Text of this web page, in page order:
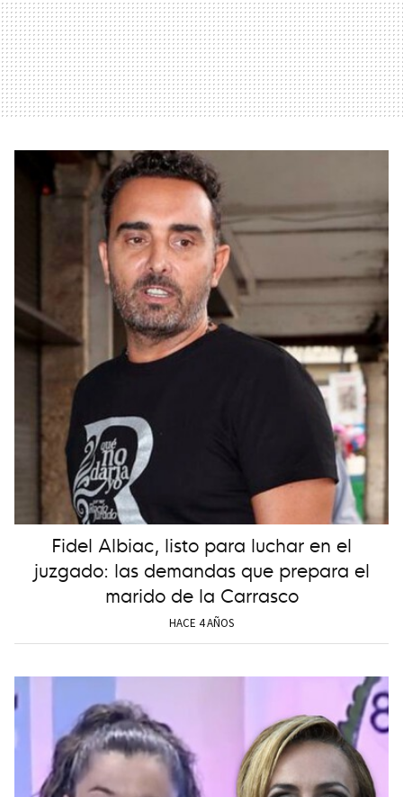
Fidel Albiac, listo para luchar en el
juzgado: las demandas que prepara el
marido de la Carrasco
HACE 4 AÑOS